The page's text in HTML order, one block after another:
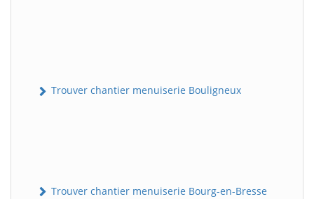
Trouver chantier menuiserie Bouligneux
Trouver chantier menuiserie Bourg-en-Bresse